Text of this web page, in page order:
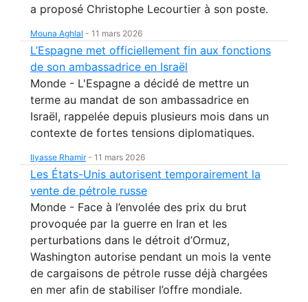
a proposé Christophe Lecourtier à son poste.
Mouna Aghlal - 11 mars 2026
L’Espagne met officiellement fin aux fonctions
de son ambassadrice en Israël
Monde - L'Espagne a décidé de mettre un
terme au mandat de son ambassadrice en
Israël, rappelée depuis plusieurs mois dans un
contexte de fortes tensions diplomatiques.
Ilyasse Rhamir- 11 mars 2026
Les États-Unis autorisent temporairement la
vente de pétrole russe
Monde - Face à l’envolée des prix du brut
provoquée par la guerre en Iran et les
perturbations dans le détroit d’Ormuz,
Washington autorise pendant un mois la vente
de cargaisons de pétrole russe déjà chargées
en mer afin de stabiliser l’offre mondiale.